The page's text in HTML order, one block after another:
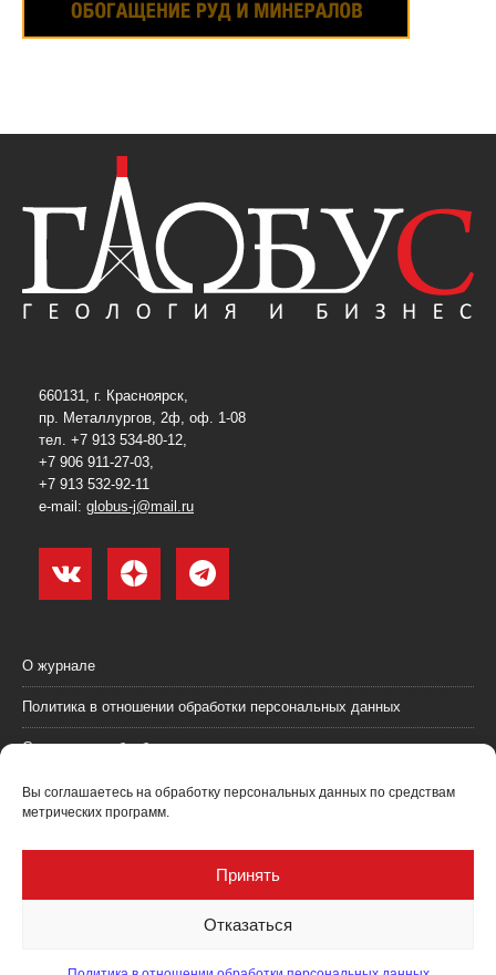
Вы соглашаетесь на обработку персональных данных по средствам
метрических программ.
Принять
Отказаться
660131, г. Красноярск,
пр. Металлургов, 2ф, оф. 1-08
тел. +7 913 534-80-12,
+7 906 911-27-03,
+7 913 532-92-11
e-mail: globus-j@mail.ru
О журнале
Политика в отношении обработки персональных данных
Согласие на обработку персональных данных
Пользовательское соглашение (оферта)